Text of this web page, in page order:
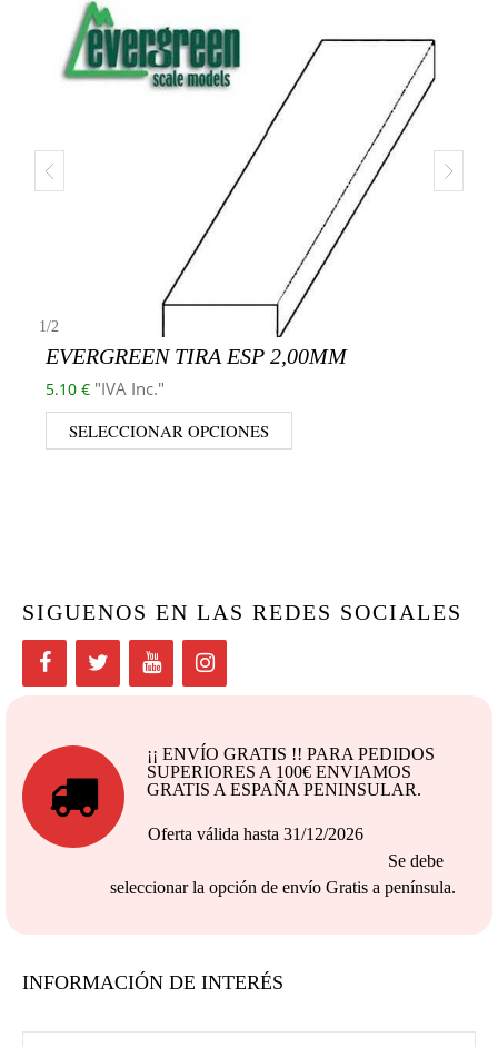
1/2
EVERGREEN TIRA ESP 2,00MM
5.10 € "IVA Inc."
SELECCIONAR OPCIONES
SIGUENOS EN LAS REDES SOCIALES
¡¡ ENVÍO GRATIS !! PARA PEDIDOS
SUPERIORES A 100€ ENVIAMOS
GRATIS A ESPAÑA PENINSULAR.
Oferta válida hasta 31/12/2026
Se debe
seleccionar la opción de envío Gratis a península.
INFORMACIÓN DE INTERÉS